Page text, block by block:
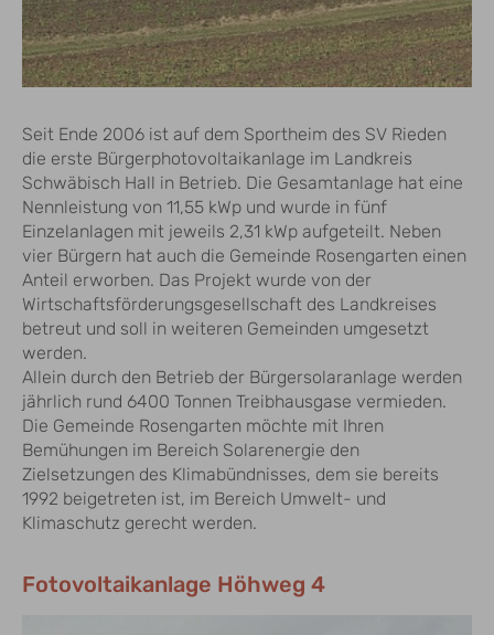
Seit Ende 2006 ist auf dem Sportheim des SV Rieden
die erste Bürgerphotovoltaikanlage im Landkreis
Schwäbisch Hall in Betrieb. Die Gesamtanlage hat eine
Nennleistung von 11,55 kWp und wurde in fünf
Einzelanlagen mit jeweils 2,31 kWp aufgeteilt. Neben
vier Bürgern hat auch die Gemeinde Rosengarten einen
Anteil erworben. Das Projekt wurde von der
Wirtschaftsförderungsgesellschaft des Landkreises
betreut und soll in weiteren Gemeinden umgesetzt
werden.
Allein durch den Betrieb der Bürgersolaranlage werden
jährlich rund 6400 Tonnen Treibhausgase vermieden.
Die Gemeinde Rosengarten möchte mit Ihren
Bemühungen im Bereich Solarenergie den
Zielsetzungen des Klimabündnisses, dem sie bereits
1992 beigetreten ist, im Bereich Umwelt- und
Klimaschutz gerecht werden.
Fotovoltaikanlage Höhweg 4